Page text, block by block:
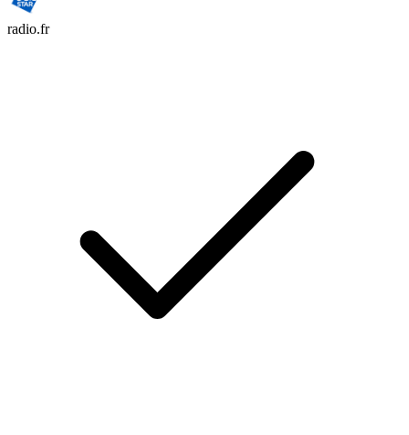
radio.fr